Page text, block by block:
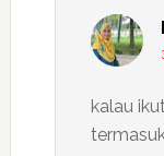
kalau